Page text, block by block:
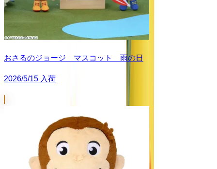
おさるのジョージ マスコット 雨の日
2026/5/15 入荷